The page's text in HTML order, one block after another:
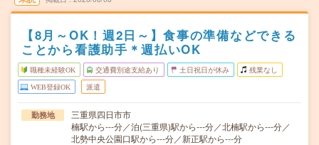
【8月～OK！週2日～】食事の準備などできる
ことから看護助手＊週払いOK
職種未経験OK 交通費別途支給あり 土日祝日が休み 残業なし
WEB登録OK 派遣
勤務地
三重県四日市市
楠駅から---分／泊(三重県)駅から---分／北楠駅から---分／
北勢中央公園口駅から---分／新正駅から---分